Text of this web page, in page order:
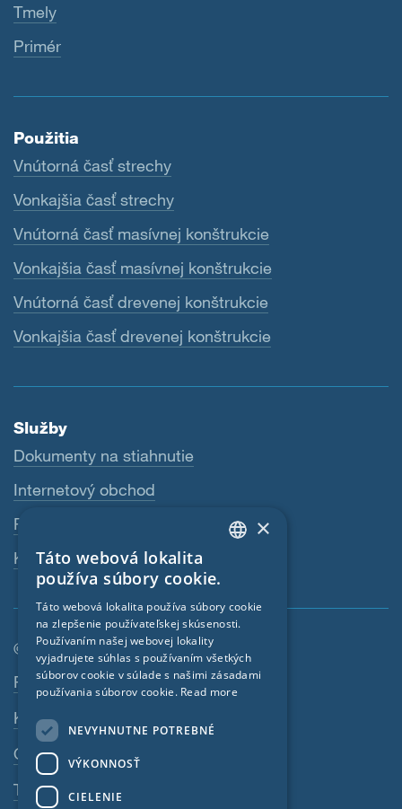
Tmely
Primér
Použitia
Vnútorná časť strechy
Vonkajšia časť strechy
Vnútorná časť masívnej konštrukcie
Vonkajšia časť masívnej konštrukcie
Vnútorná časť drevenej konštrukcie
Vonkajšia časť drevenej konštrukcie
Služby
Dokumenty na stiahnutie
Internetový obchod
Predajcovia
Kontaktná osoba
© SIGA 2026
Navigácia päty stránky
Pracovné miesta
Kontakt
Ochrana osobných údajov
Tiráž
FRENCH
CZECH
×
Táto webová lokalita
používa súbory cookie.
Táto webová lokalita používa súbory cookie
na zlepšenie používateľskej skúsenosti.
Používaním našej webovej lokality
vyjadrujete súhlas s používaním všetkých
súborov cookie v súlade s našimi zásadami
používania súborov cookie. Read more
NEVYHNUTNE POTREBNÉ
VÝKONNOSŤ
CIELENIE